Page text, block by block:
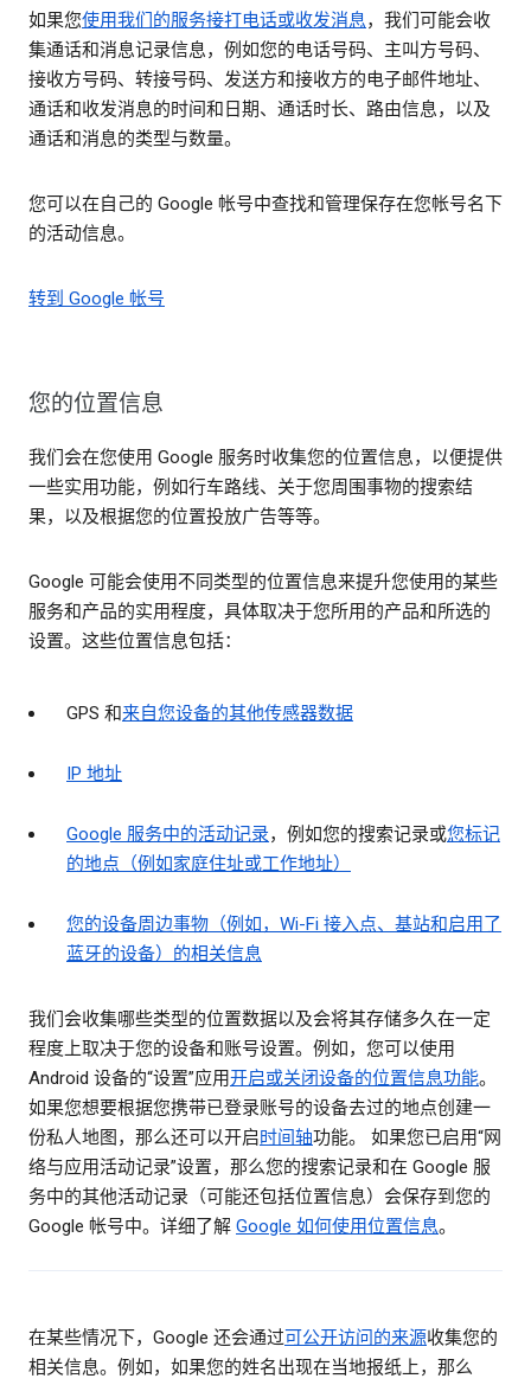
如果您使用我们的服务接打电话或收发消息，我们可能会收
集通话和消息记录信息，例如您的电话号码、主叫方号码、
接收方号码、转接号码、发送方和接收方的电子邮件地址、
通话和收发消息的时间和日期、通话时长、路由信息，以及
通话和消息的类型与数量。
您可以在自己的 Google 帐号中查找和管理保存在您帐号名下
的活动信息。
转到 Google 帐号
您的位置信息
我们会在您使用 Google 服务时收集您的位置信息，以便提供
一些实用功能，例如行车路线、关于您周围事物的搜索结
果，以及根据您的位置投放广告等等。
Google 可能会使用不同类型的位置信息来提升您使用的某些
服务和产品的实用程度，具体取决于您所用的产品和所选的
设置。这些位置信息包括：
GPS 和来自您设备的其他传感器数据
IP 地址
Google 服务中的活动记录，例如您的搜索记录或您标记
的地点（例如家庭住址或工作地址）
您的设备周边事物（例如，Wi-Fi 接入点、基站和启用了
蓝牙的设备）的相关信息
我们会收集哪些类型的位置数据以及会将其存储多久在一定
程度上取决于您的设备和账号设置。例如，您可以使用
Android 设备的“设置”应用开启或关闭设备的位置信息功能。
如果您想要根据您携带已登录账号的设备去过的地点创建一
份私人地图，那么还可以开启时间轴功能。 如果您已启用“网
络与应用活动记录”设置，那么您的搜索记录和在 Google 服
务中的其他活动记录（可能还包括位置信息）会保存到您的
Google 帐号中。详细了解 Google 如何使用位置信息。
在某些情况下，Google 还会通过可公开访问的来源收集您的
相关信息。例如，如果您的姓名出现在当地报纸上，那么